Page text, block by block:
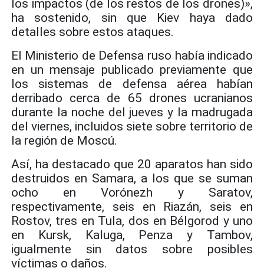
los impactos (de los restos de los drones)»,
ha sostenido, sin que Kiev haya dado
detalles sobre estos ataques.
El Ministerio de Defensa ruso había indicado
en un mensaje publicado previamente que
los sistemas de defensa aérea habían
derribado cerca de 65 drones ucranianos
durante la noche del jueves y la madrugada
del viernes, incluidos siete sobre territorio de
la región de Moscú.
Así, ha destacado que 20 aparatos han sido
destruidos en Samara, a los que se suman
ocho en Vorónezh y Saratov,
respectivamente, seis en Riazán, seis en
Rostov, tres en Tula, dos en Bélgorod y uno
en Kursk, Kaluga, Penza y Tambov,
igualmente sin datos sobre posibles
víctimas o daños.